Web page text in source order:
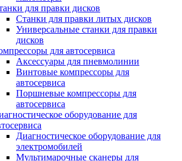
для правки дисков
Станки для правки литых дисков
Универсальные станки для правки
дисков
для автосервиса
Аксессуары для пневмолинии
Винтовые компрессоры для
автосервиса
Поршневые компрессоры для
автосервиса
оборудование для
Диагностическое оборудование для
электромобилей
Мультимарочные сканеры для